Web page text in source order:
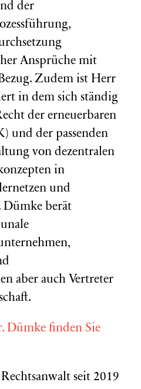
der
Ansprüche mit
Zudem ist Herr
in dem sich ständig
der erneuerbaren
und der passenden
von dezentralen
in
und
Dümke berät
aber auch Vertreter
Dümke finden Sie
seit 2019